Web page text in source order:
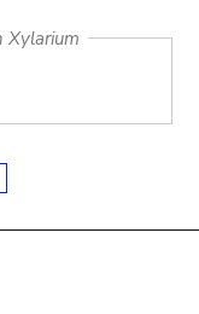
Xylarium